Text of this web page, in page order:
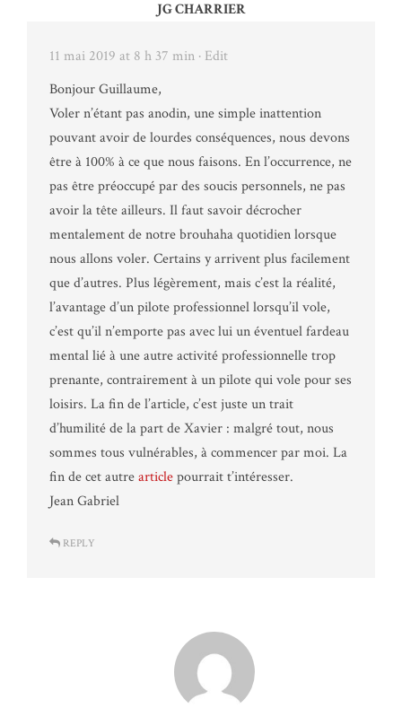
JG CHARRIER
11 mai 2019 at 8 h 37 min · Edit
Bonjour Guillaume,
Voler n’étant pas anodin, une simple inattention
pouvant avoir de lourdes conséquences, nous devons
être à 100% à ce que nous faisons. En l’occurrence, ne
pas être préoccupé par des soucis personnels, ne pas
avoir la tête ailleurs. Il faut savoir décrocher
mentalement de notre brouhaha quotidien lorsque
nous allons voler. Certains y arrivent plus facilement
que d’autres. Plus légèrement, mais c’est la réalité,
l’avantage d’un pilote professionnel lorsqu’il vole,
c’est qu’il n’emporte pas avec lui un éventuel fardeau
mental lié à une autre activité professionnelle trop
prenante, contrairement à un pilote qui vole pour ses
loisirs. La fin de l’article, c’est juste un trait
d’humilité de la part de Xavier : malgré tout, nous
sommes tous vulnérables, à commencer par moi. La
fin de cet autrearticlepourrait t’intéresser.
Jean Gabriel
REPLY